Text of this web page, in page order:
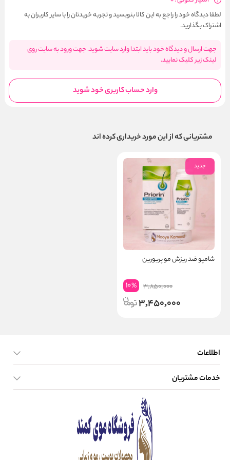
لطفا دیدگاه خود را راجع به این کالا بنویسید و تجربه خریدتان را با سایر کاربران به
اشتراک بگذارید.
جهت ارسال و دیدگاه خود باید ابتدا وارد سایت شوید. جهت ورود به سایت روی
لینک زیر کلیک نمایید.
وارد حساب کاربری خود شوید
مشتریانی که از این مورد خریداری کرده اند
جدید
شامپو ضد ریزش مو پریورین
3,850,000
10%
3,450,000
اطلاعات
صفحه اصلی
خدمات مشتریان